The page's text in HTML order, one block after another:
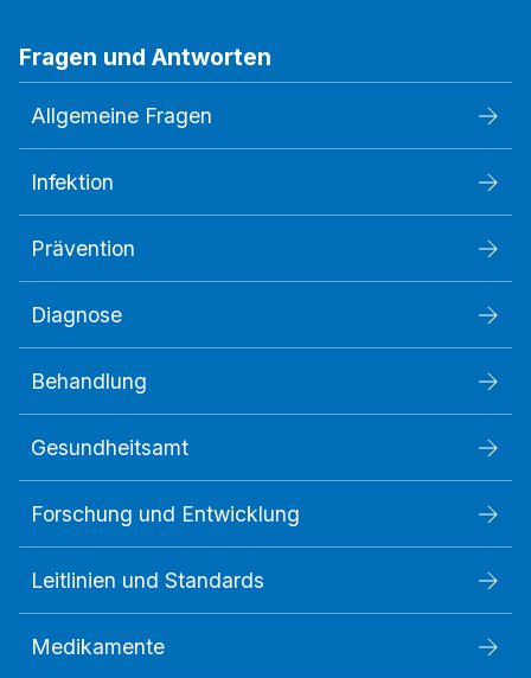
Fragen und Antworten
Allgemeine Fragen
Infektion
Prävention
Diagnose
Behandlung
Gesundheitsamt
Forschung und Entwicklung
Leitlinien und Standards
Medikamente